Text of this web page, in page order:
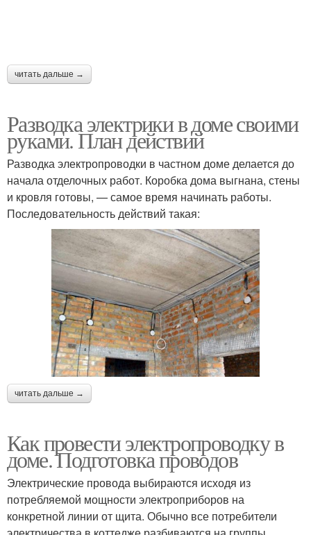
читать дальше →
Разводка электрики в доме своими
руками. План действий
Разводка электропроводки в частном доме делается до
начала отделочных работ. Коробка дома выгнана, стены
и кровля готовы, — самое время начинать работы.
Последовательность действий такая:
читать дальше →
Как провести электропроводку в
доме. Подготовка проводов
Электрические провода выбираются исходя из
потребляемой мощности электроприборов на
конкретной линии от щита. Обычно все потребители